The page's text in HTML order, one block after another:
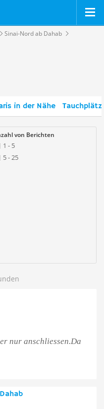
Sinai-Nord ab Dahab
in der Nähe
von Berichten
1 - 5
5 - 25
nur anschliessen.Da